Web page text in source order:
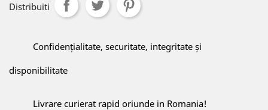
Distribuiti
Confidențialitate, securitate, integritate și
disponibilitate
Livrare curierat rapid oriunde in Romania!